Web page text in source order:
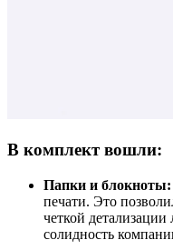
В комплект вошли:
Папки и блокноты:
печати. Это
четкой детализации
солидность